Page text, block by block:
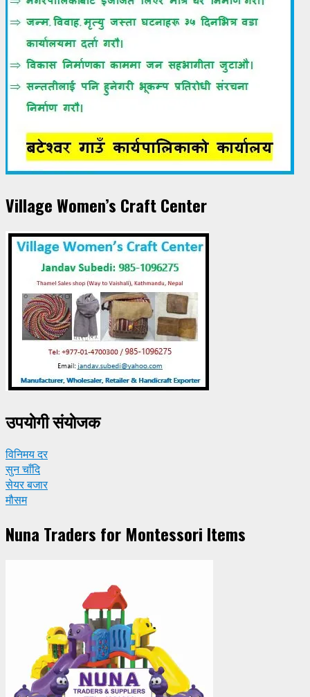
Village Women’s Craft Center
उपयाेगी संयाेजक
विनिमय दर
सुन चाँदि
सेयर बजार
मौसम
Nuna Traders for Montessori Items